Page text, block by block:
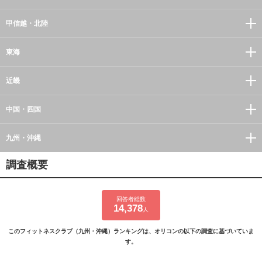
甲信越・北陸
東海
近畿
中国・四国
九州・沖縄
調査概要
回答者総数
14,378 人
このフィットネスクラブ（九州・沖縄）ランキングは、オリコンの以下の調査に基づいていま
す。